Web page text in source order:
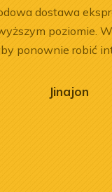
dostawa
poziomie.
ponownie robić
Jinajon